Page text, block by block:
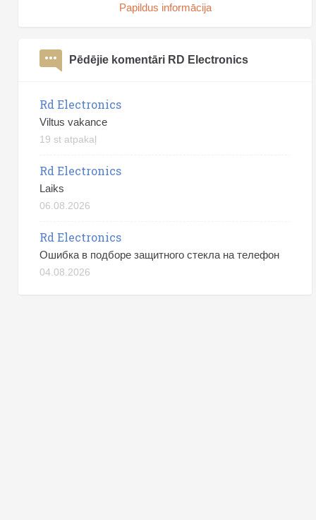
Papildus informācija
Pēdējie komentāri RD Electronics
Rd Electronics
Viltus vakance
19 st atpakaļ
Rd Electronics
Laiks
06.08.2026
Rd Electronics
Ошибка в подборе защитного стекла на телефон
04.08.2026